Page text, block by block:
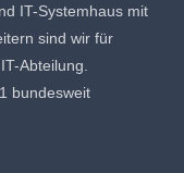
IT-Systemhaus mit
sind wir für
Abteilung.
bundesweit